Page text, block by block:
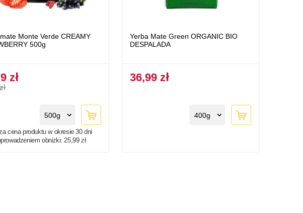
Monte Verde CREAMY
500g
zł
500g
cena produktu w okresie 30 dni
obniżki:25,99 zł
Yerba Mate Green ORGANIC BIO
DESPALADA
36,99 zł
400g